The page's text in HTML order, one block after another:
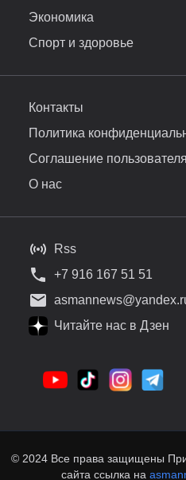
Экономика
Спорт и здоровье
Контакты
Политика
Соглашение пользователя
О нас
Rss
+7 916 167 51 51
Читайте нас в Дзен
© 2024 Все права защищены
сайта ссылка на